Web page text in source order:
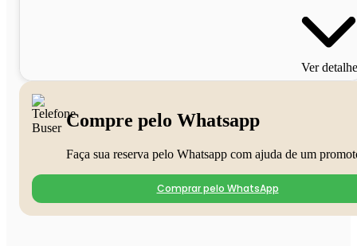
Ver
Compre pelo Whatsapp
Faça sua reserva pelo Whatsapp com ajuda de um
Comprar pelo WhatsApp